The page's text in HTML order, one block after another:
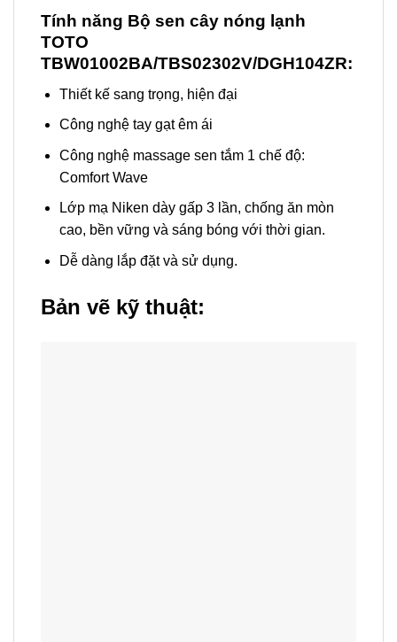
Tính năng Bộ sen cây nóng lạnh
TOTO
TBW01002BA/TBS02302V/DGH104ZR:
Thiết kế sang trọng, hiện đại
Công nghệ tay gạt êm ái
Công nghệ massage sen tắm 1 chế độ:
Comfort Wave
Lớp mạ Niken dày gấp 3 lần, chống ăn mòn
cao, bền vững và sáng bóng với thời gian.
Dễ dàng lắp đặt và sử dụng.
Bản vẽ kỹ thuật: